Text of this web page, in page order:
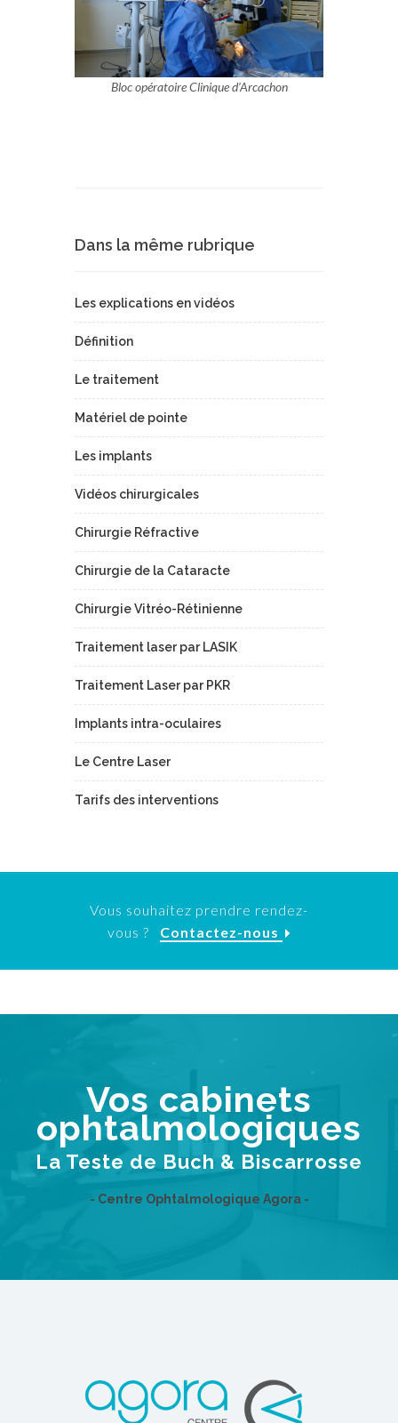
Bloc opératoire Clinique d’Arcachon
Dans la même rubrique
Les explications en vidéos
Définition
Le traitement
Matériel de pointe
Les implants
Vidéos chirurgicales
Chirurgie Réfractive
Chirurgie de la Cataracte
Chirurgie Vitréo-Rétinienne
Traitement laser par LASIK
Traitement Laser par PKR
Implants intra-oculaires
Le Centre Laser
Tarifs des interventions
Vous souhaitez prendre rendez-
vous ? Contactez-nous
Vos cabinets
ophtalmologiques
La Teste de Buch & Biscarrosse
- Centre Ophtalmologique Agora -